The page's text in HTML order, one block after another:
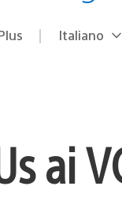
Seleziona
Regione
Italiano
ai